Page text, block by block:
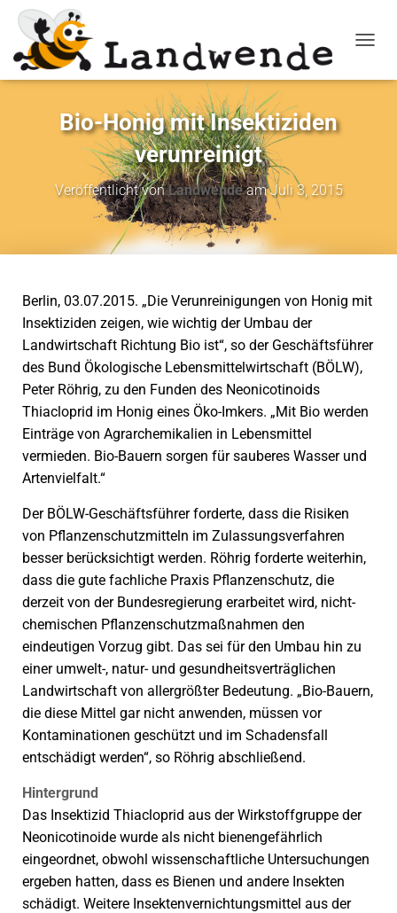
Bio-Honig mit Insektiziden
verunreinigt
Veröffentlicht vonLandwendeamJuli 3, 2015
Berlin, 03.07.2015. „Die Verunreinigungen von Honig mit
Insektiziden zeigen, wie wichtig der Umbau der
Landwirtschaft Richtung Bio ist“, so der Geschäftsführer
des Bund Ökologische Lebensmittelwirtschaft (BÖLW),
Peter Röhrig, zu den Funden des Neonicotinoids
Thiacloprid im Honig eines Öko-Imkers. „Mit Bio werden
Einträge von Agrarchemikalien in Lebensmittel
vermieden. Bio-Bauern sorgen für sauberes Wasser und
Artenvielfalt.“
Der BÖLW-Geschäftsführer forderte, dass die Risiken
von Pflanzenschutzmitteln im Zulassungsverfahren
besser berücksichtigt werden. Röhrig forderte weiterhin,
dass die gute fachliche Praxis Pflanzenschutz, die
derzeit von der Bundesregierung erarbeitet wird, nicht-
chemischen Pflanzenschutzmaßnahmen den
eindeutigen Vorzug gibt. Das sei für den Umbau hin zu
einer umwelt-, natur- und gesundheitsverträglichen
Landwirtschaft von allergrößter Bedeutung. „Bio-Bauern,
die diese Mittel gar nicht anwenden, müssen vor
Kontaminationen geschützt und im Schadensfall
entschädigt werden“, so Röhrig abschließend.
Hintergrund
Das Insektizid Thiacloprid aus der Wirkstoffgruppe der
Neonicotinoide wurde als nicht bienengefährlich
eingeordnet, obwohl wissenschaftliche Untersuchungen
ergeben hatten, dass es Bienen und andere Insekten
schädigt. Weitere Insektenvernichtungsmittel aus der